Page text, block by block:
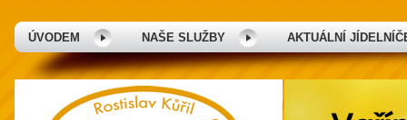
ÚVODEM NAŠE SLUŽBY AKTUÁLNÍ